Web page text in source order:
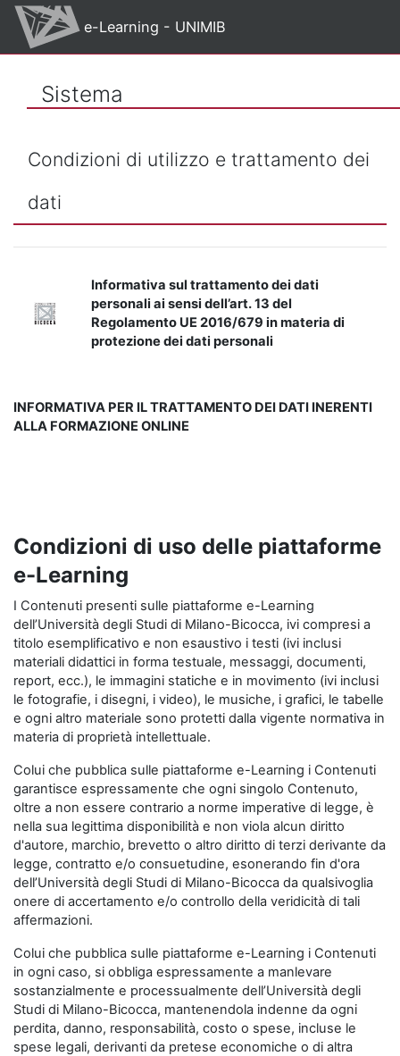
Vai al contenuto principale
e-Learning - UNIMIB
Sistema
Condizioni di utilizzo e trattamento dei
dati
Informativa sul trattamento dei dati
personali ai sensi dell’art. 13 del
Regolamento UE 2016/679 in materia di
protezione dei dati personali
INFORMATIVA PER IL TRATTAMENTO DEI DATI INERENTI
ALLA FORMAZIONE ONLINE
Condizioni di uso delle piattaforme
e-Learning
I Contenuti presenti sulle piattaforme e-Learning
dell’Università degli Studi di Milano-Bicocca, ivi compresi a
titolo esemplificativo e non esaustivo i testi (ivi inclusi
materiali didattici in forma testuale, messaggi, documenti,
report, ecc.), le immagini statiche e in movimento (ivi inclusi
le fotografie, i disegni, i video), le musiche, i grafici, le tabelle
e ogni altro materiale sono protetti dalla vigente normativa in
materia di proprietà intellettuale.
Colui che pubblica sulle piattaforme e-Learning i Contenuti
garantisce espressamente che ogni singolo Contenuto,
oltre a non essere contrario a norme imperative di legge, è
nella sua legittima disponibilità e non viola alcun diritto
d'autore, marchio, brevetto o altro diritto di terzi derivante da
legge, contratto e/o consuetudine, esonerando fin d'ora
dell’Università degli Studi di Milano-Bicocca da qualsivoglia
onere di accertamento e/o controllo della veridicità di tali
affermazioni.
Colui che pubblica sulle piattaforme e-Learning i Contenuti
in ogni caso, si obbliga espressamente a manlevare
sostanzialmente e processualmente dell’Università degli
Studi di Milano-Bicocca, mantenendola indenne da ogni
perdita, danno, responsabilità, costo o spese, incluse le
spese legali, derivanti da pretese economiche o di altra